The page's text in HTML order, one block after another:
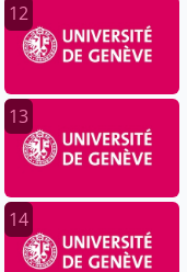
12
13
14